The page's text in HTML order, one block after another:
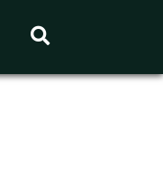
Buscar